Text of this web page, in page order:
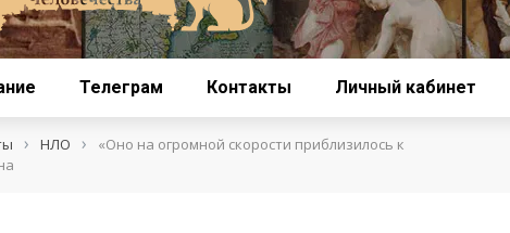
Телеграм Контакты Личный кабинет
› НЛО ›
«Оно на огромной скорости приблизилось к